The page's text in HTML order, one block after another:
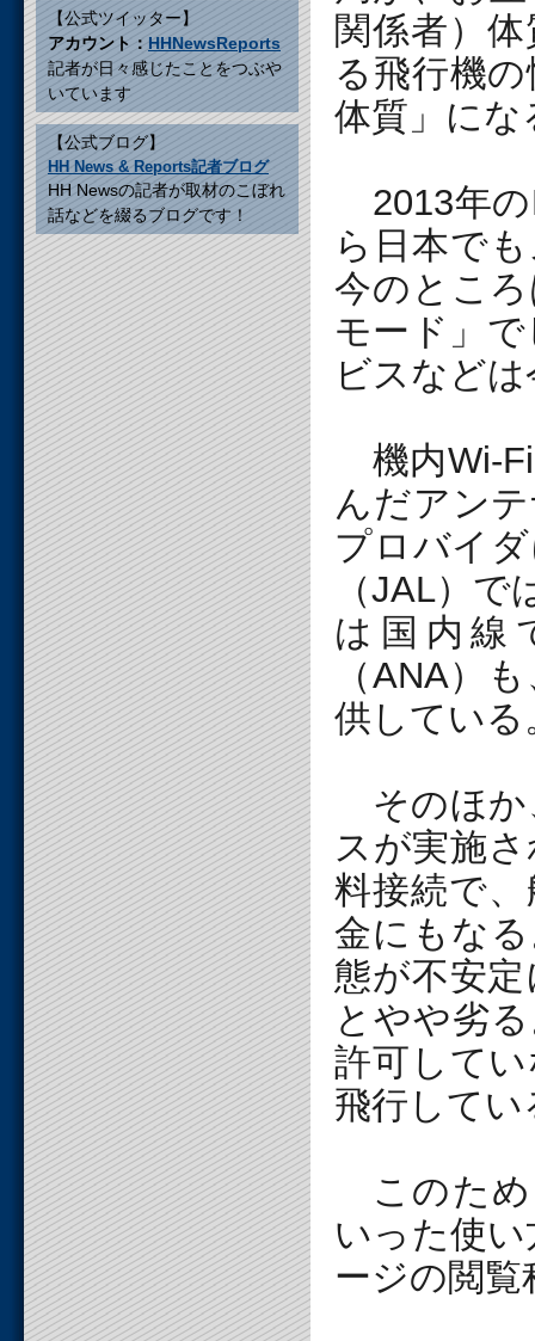
【公式ツイッター】
アカウント： HHNewsReports
記者が日々感じたことをつぶや
いています
【公式ブログ】
HH News & Reports記者ブログ
HH Newsの記者が取材のこぼれ
話などを綴るブログです！
関係者）
る飛行機
体質」に
2013年の
ら日本で
今のとこ
モード」
ビスなど
機内Wi-
んだアン
プロバイ
（JAL）
は国内線
（ANA）
供している
そのほか
スが実施
料接続で
金にもな
態が不安
とやや劣
許可して
飛行して
このため
いった使
ージの閲